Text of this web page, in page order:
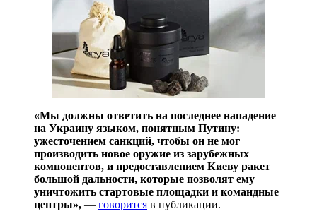
«Мы должны ответить на последнее нападение
на Украину языком, понятным Путину:
ужесточением санкций, чтобы он не мог
производить новое оружие из зарубежных
компонентов, и предоставлением Киеву ракет
большой дальности, которые позволят ему
уничтожить стартовые площадки и командные
центры», — говорится в публикации.